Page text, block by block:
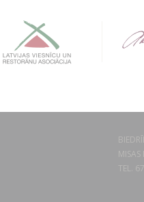
TEL.